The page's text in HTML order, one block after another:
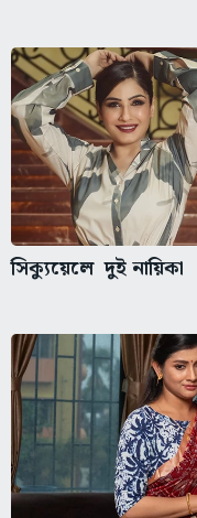
সিক্যুয়েলে দুই নায়িকা